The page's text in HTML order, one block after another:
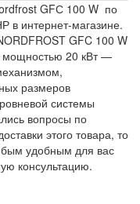
GFС 100 W по
в интернет-магазине.
GFC 100 W
мощностью 20 кВт —
размеров
системы
вопросы по
этого товара, то
удобным для вас
консультацию.